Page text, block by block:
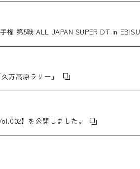
権 第5戦 ALL JAPAN SUPER DT in EBISU
万高原ラリー」
】を公開しました。